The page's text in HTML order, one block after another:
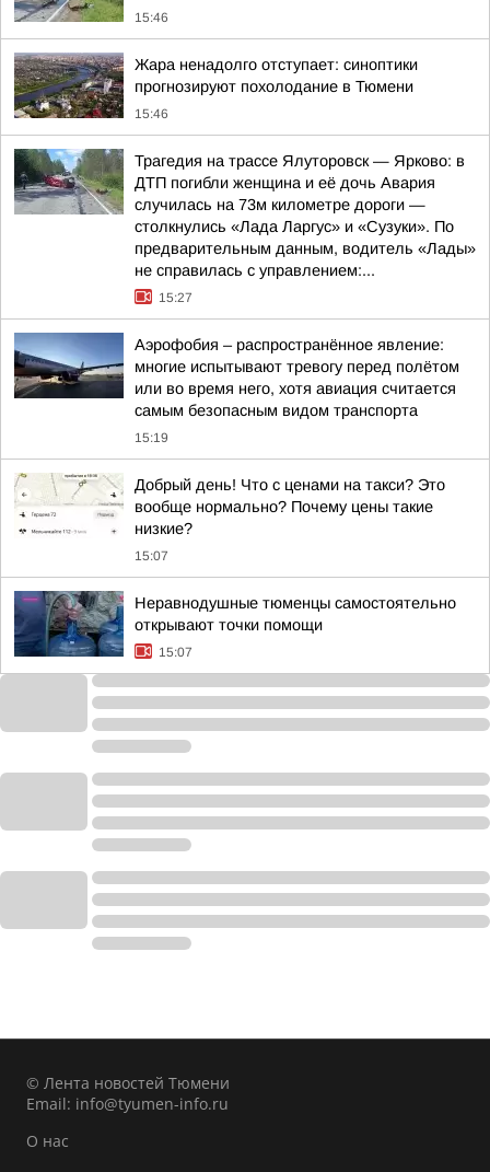
15:46
Жара ненадолго отступает: синоптики
прогнозируют похолодание в Тюмени
15:46
Трагедия на трассе Ялуторовск — Ярково: в
ДТП погибли женщина и её дочь Авария
случилась на 73м километре дороги —
столкнулись «Лада Ларгус» и «Сузуки». По
предварительным данным, водитель «Лады»
не справилась с управлением:...
15:27
Аэрофобия – распространённое явление:
многие испытывают тревогу перед полётом
или во время него, хотя авиация считается
самым безопасным видом транспорта
15:19
Добрый день! Что с ценами на такси? Это
вообще нормально? Почему цены такие
низкие?
15:07
Неравнодушные тюменцы самостоятельно
открывают точки помощи
15:07
© Лента новостей Тюмени
Email: info@tyumen-info.ru
О нас